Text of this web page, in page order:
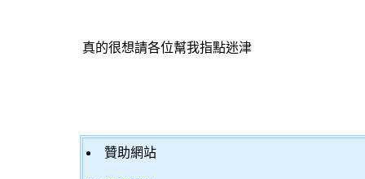
真的很想請各位幫我指點迷津
贊助網站